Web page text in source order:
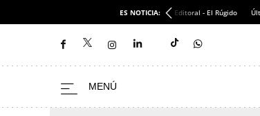
ES NOTICIA: Editoral - El Rúgido